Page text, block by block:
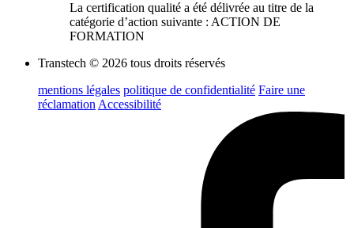
La certification qualité a été délivrée au titre de la
catégorie d’action suivante : ACTION DE
FORMATION
Transtech © 2026 tous droits réservés
mentions légales politique de confidentialité Faire une
réclamationAccessibilité